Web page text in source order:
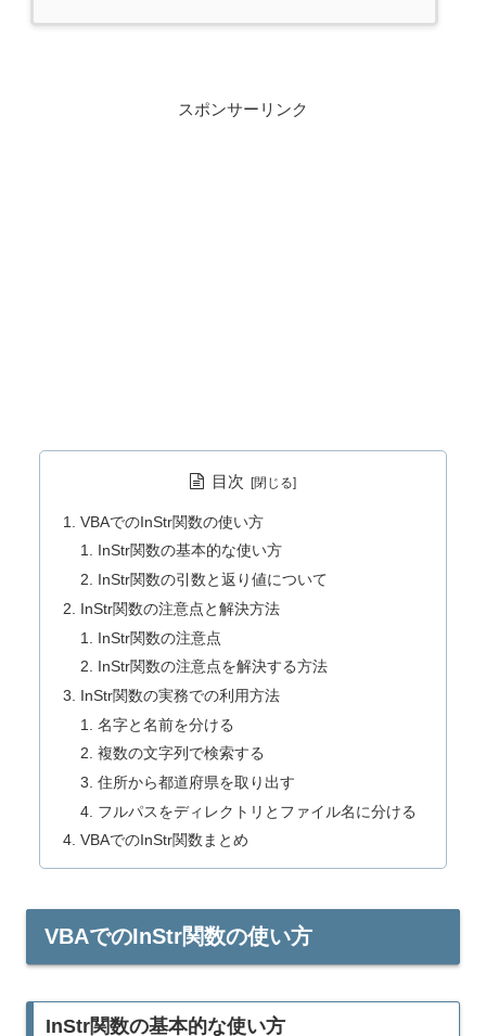
スポンサーリンク
目次
VBAでのInStr関数の使い方
InStr関数の基本的な使い方
InStr関数の引数と返り値について
InStr関数の注意点と解決方法
InStr関数の注意点
InStr関数の注意点を解決する方法
InStr関数の実務での利用方法
名字と名前を分ける
複数の文字列で検索する
住所から都道府県を取り出す
フルパスをディレクトリとファイル名に分ける
VBAでのInStr関数まとめ
VBAでのInStr関数の使い方
InStr関数の基本的な使い方